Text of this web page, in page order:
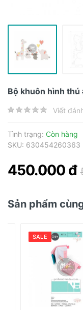
Bộ khuôn hình
Viết
Tình trạng: Còn hàng
SKU: 630454260363
450.000 đ
Sản phẩm
SALE